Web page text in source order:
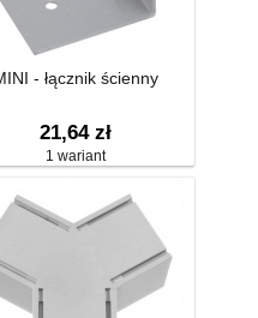
- łącznik ścienny
21,64 zł
1 wariant